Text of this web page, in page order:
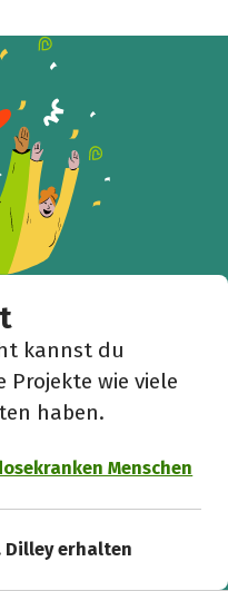
kannst du
Projekte wie viele
haben.
Menschen
Dilley erhalten